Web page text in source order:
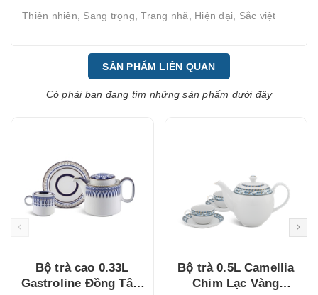
Thiên nhiên, Sang trọng, Trang nhã, Hiện đại, Sắc việt
SẢN PHẨM LIÊN QUAN
Có phải bạn đang tìm những sản phẩm dưới đây
Bộ trà cao 0.33L
Gastroline Đồng Tâm
Bộ trà 0.5L Camellia
Chim Lạc Vàng